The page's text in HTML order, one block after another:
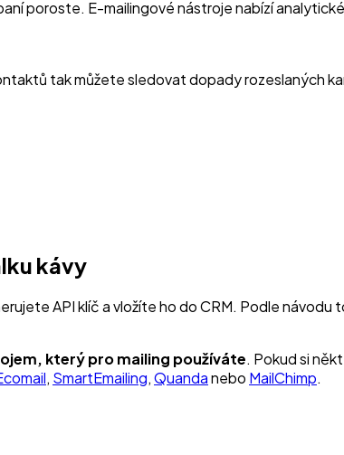
poroste. E-mailingové nástroje nabízí
tak můžete sledovat dopady rozeslaných
kávy
API klíč a vložíte ho do CRM. Podle návodu
který pro mailing používáte. Pokud si
, SmartEmailing,Quandanebo MailChimp.